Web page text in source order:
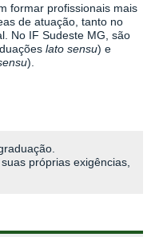
formar profissionais mais
de atuação, tanto no
No IF Sudeste MG, são
lato sensu) e
).
próprias exigências,